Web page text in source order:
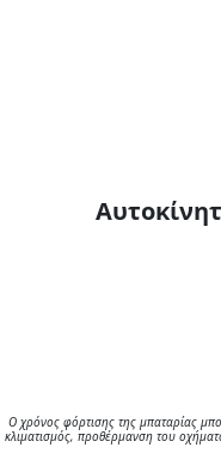
Ο χρόνος φόρτισης της μπαταρίας
κλιματισμός, προθέρμανση του